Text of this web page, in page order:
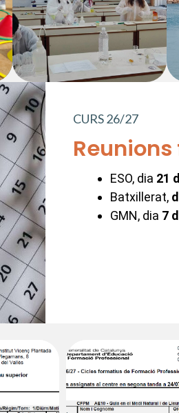
CURS 26/27
ESO, dia 21
Batxillerat,
GMN, dia 7